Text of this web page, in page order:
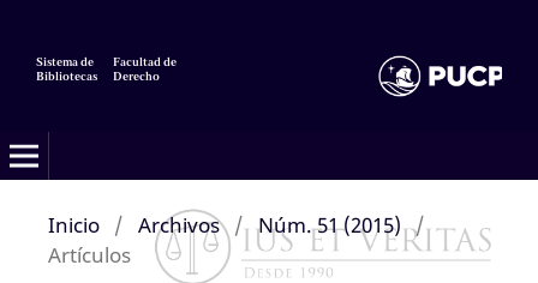
Sistema de
Bibliotecas
Facultad de
Derecho
Inicio / Archivos / Núm. 51 (2015) /
Artículos